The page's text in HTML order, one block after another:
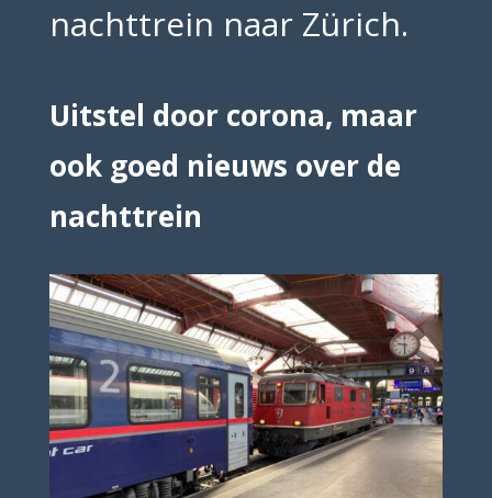
nachttrein naar Zürich.
Uitstel door corona, maar
ook goed nieuws over de
nachttrein